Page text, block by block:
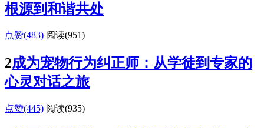
根源到和谐共处
点赞(483) 阅读(951)
2成为宠物行为纠正师：从学徒到专家的
心灵对话之旅
点赞(445) 阅读(935)